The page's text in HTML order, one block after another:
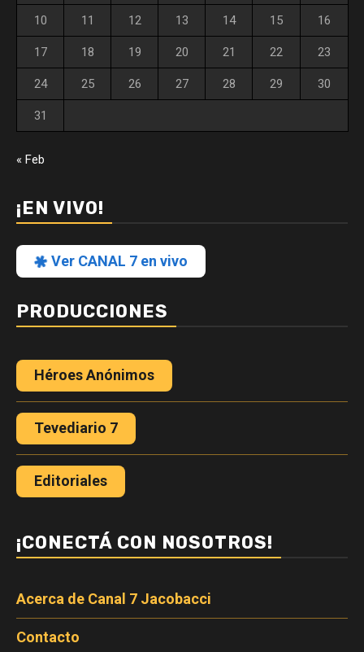
10 11 12 13 14 15 16
17 18 19 20 21 22 23
24 25 26 27 28 29 30
31
« Feb
¡EN VIVO!
Ver CANAL 7 en vivo
PRODUCCIONES
Héroes Anónimos
Tevediario 7
Editoriales
¡CONECTÁ CON NOSOTROS!
Acerca de Canal 7 Jacobacci
Contacto